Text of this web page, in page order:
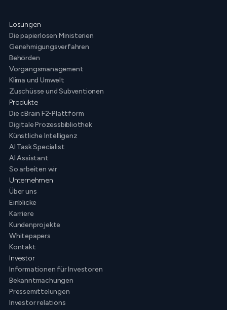
Lösungen
Die papierlosen Ministerien
Genehmigungsverfahren
Behörden
Vorgangsmanagement
Klima und Umwelt
Zuschüsse und Subventionen
Produkte
Die cBrain F2-Plattform
Digitale Prozessbibliothek
Künstliche Intelligenz
AI Task Specialist
AI Assistant
So arbeiten wir
Unternehmen
Über uns
Einblicke
Karriere
Kundenprojekte
Whitepapers
Kontakt
Investor
Informationen für Investoren
Bekanntmachungen
Pressemittelungen
Investor relations